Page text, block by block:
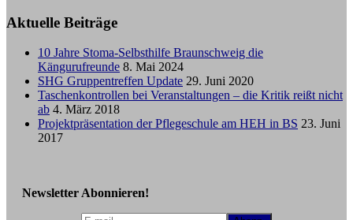
Aktuelle Beiträge
10 Jahre Stoma-Selbsthilfe Braunschweig die
Kängurufreunde 8. Mai 2024
SHG Gruppentreffen Update 29. Juni 2020
Taschenkontrollen bei Veranstaltungen – die Kritik reißt nicht
ab 4. März 2018
Projektpräsentation der Pflegeschule am HEH in BS 23. Juni
2017
Newsletter Abonnieren!